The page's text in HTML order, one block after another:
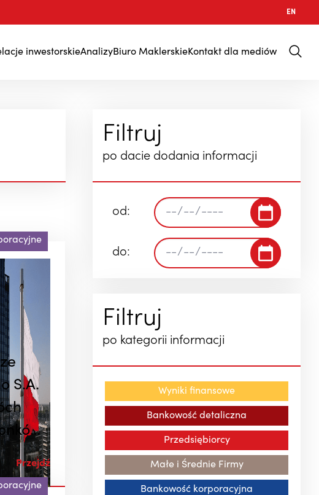
EN
inwestorskieAnalizyBiuro MaklerskieKontakt dla mediów
S.A.
Przejdź
Filtruj
po dacie dodania informacji
od:
do:
Filtruj
po kategorii informacji
Wyniki finansowe
Bankowość detaliczna
Przedsiębiorcy
Małe i Średnie Firmy
Bankowość korporacyjna